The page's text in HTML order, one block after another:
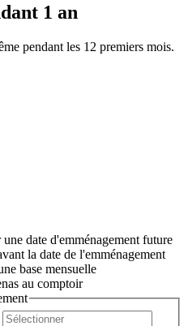
1 an
pendant les 12 premiers mois.
date d'emménagement future
la date de l'emménagement
base mensuelle
au comptoir